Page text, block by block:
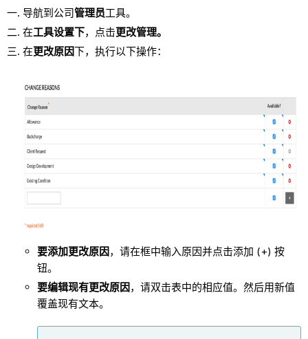
导航到公司管理员工具。
在工具设置下，点击更改管理。
在更改原因下，执行以下操作：
要添加更改原因 ，请在框中输入原因并点击添加 (+) 按
钮。
要编辑现有更改原因 ，请双击表中的相应值。然后用新值
覆盖现有文本。